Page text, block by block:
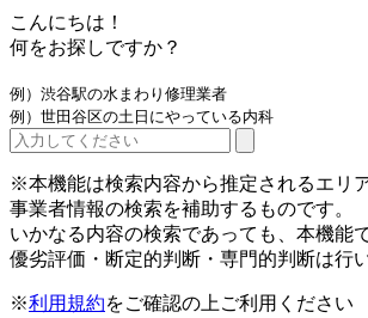
こんにちは！
何をお探しですか？
例）渋谷駅の水まわり修理業者
例）世田谷区の土日にやっている内科
※本機能は検索内容から推定されるエリ
事業者情報の検索を補助するものです。
いかなる内容の検索であっても、本機能
優劣評価・断定的判断・専門的判断は行
※利用規約をご確認の上ご利用ください